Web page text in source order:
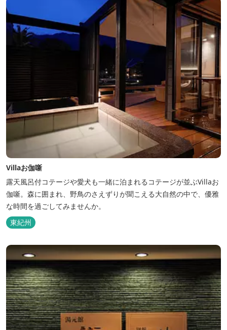
能できます。
Villaお伽噺
露天風呂付コテージや愛犬も一緒に泊まれるコテージが並ぶVillaお
伽噺。森に囲まれ、野鳥のさえずりが聞こえる大自然の中で、優雅
な時間を過ごしてみませんか。
東紀州